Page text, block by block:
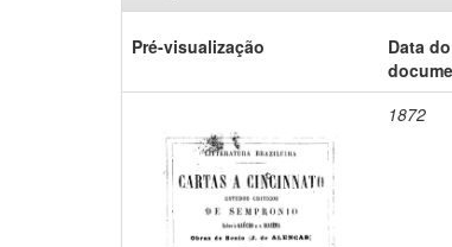
Pré-visualização
Data do
1872